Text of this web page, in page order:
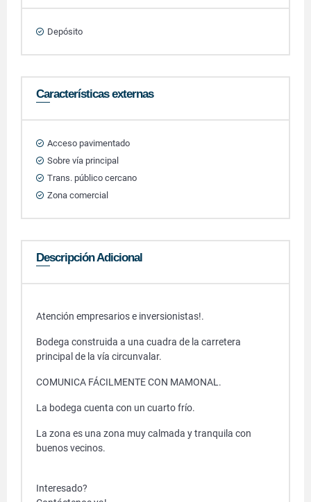
Depósito
Características externas
Acceso pavimentado
Sobre vía principal
Trans. público cercano
Zona comercial
Descripción Adicional
Atención empresarios e inversionistas!.
Bodega construida a una cuadra de la carretera
principal de la vía circunvalar.
COMUNICA FÁCILMENTE CON MAMONAL.
La bodega cuenta con un cuarto frío.
La zona es una zona muy calmada y tranquila con
buenos vecinos.
Interesado?